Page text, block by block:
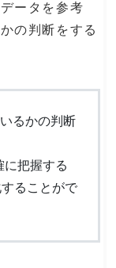
ータを参考
の判断をする
るかの判断
把握する
ることがで